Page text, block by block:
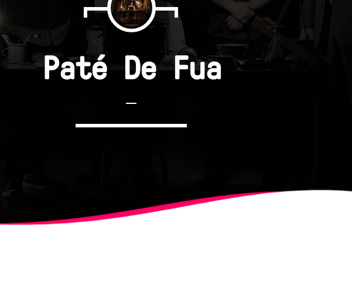
27 DE AGOSTO DE 2022
Paté De Fua